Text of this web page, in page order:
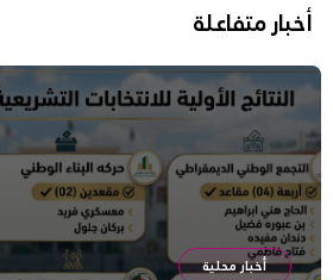
أخبار متفاعلة
أخبار محلية